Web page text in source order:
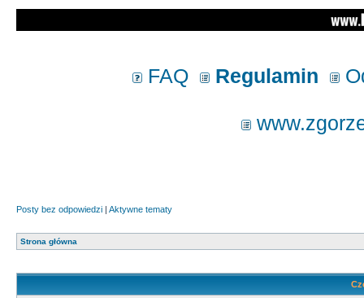
FAQ Regulamin
Posty bez odpowiedzi | Aktywne tematy
Strona główna